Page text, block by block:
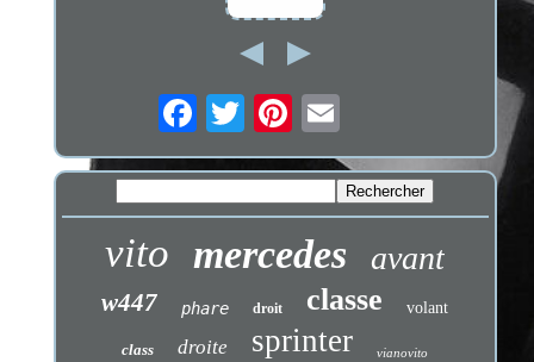
vito mercedes avant
w447 phare droit classe volant
class droite sprinter vianovito